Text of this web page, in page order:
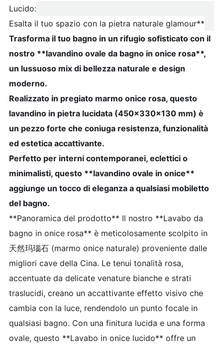
Lucido:
Esalta il tuo spazio con la pietra naturale glamour**
Trasforma il tuo bagno in un rifugio sofisticato con il
nostro **lavandino ovale da bagno in onice rosa**,
un lussuoso mix di bellezza naturale e design
moderno.
Realizzato in pregiato marmo onice rosa, questo
lavandino in pietra lucidata (450x330x130 mm) è
un pezzo forte che coniuga resistenza, funzionalità
ed estetica accattivante.
Perfetto per interni contemporanei, eclettici o
minimalisti, questo **lavandino ovale in onice**
aggiunge un tocco di eleganza a qualsiasi mobiletto
del bagno.
**Panoramica del prodotto** Il nostro **Lavabo da
bagno in onice rosa** è meticolosamente scolpito in
天然玛瑙石 (marmo onice naturale) proveniente dalle
migliori cave della Cina. Le tenui tonalità rosa,
accentuate da delicate venature bianche e strati
traslucidi, creano un accattivante effetto visivo che
cambia con la luce, rendendolo un punto focale in
qualsiasi bagno. Con una finitura lucida e una forma
ovale, questo **Lavabo in onice lucido** offre un